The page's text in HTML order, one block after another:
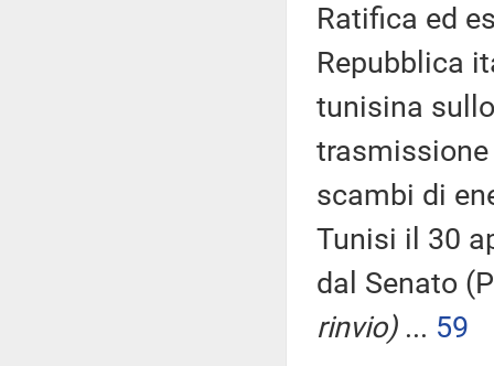
Ratifica ed
Repubblica
tunisina
scambi di
Tunisi il 30
dal Senato
rinvio)... 59